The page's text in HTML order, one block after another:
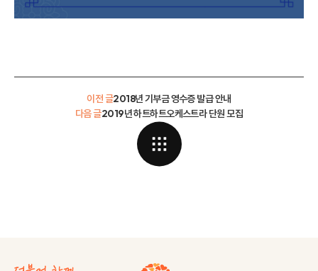
이전 글2018년 기부금 영수증 발급 안내
2019년 하트하트오케스트라 단원 모집
다음 글